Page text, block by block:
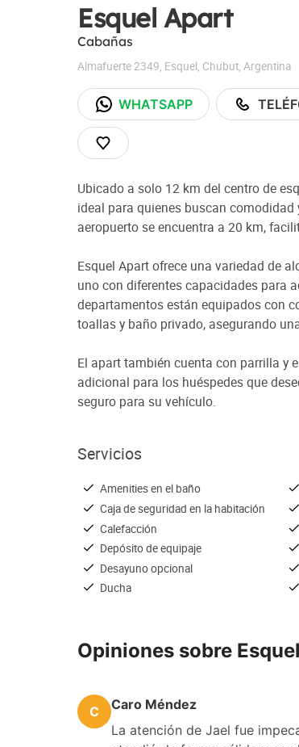
Esquel Apart
Cabañas
Almafuerte 2349, Esquel, Chubut, Argentina
WHATSAPP
Ubicado a solo 12 km del centro de
ideal para quienes buscan
aeropuerto se encuentra a 20 km,
Esquel Apart ofrece una variedad de
uno con diferentes capacidades para
departamentos están equipados con
toallas y baño privado, asegurando
El apart también cuenta con parrilla y
adicional para los huéspedes que
seguro para su vehículo.
Servicios
Amenities en el baño
Caja de seguridad en la habitación
Calefacción
Depósito de equipaje
Desayuno opcional
Ducha
Opiniones sobre
C
Caro Méndez
La atención de Jael fue